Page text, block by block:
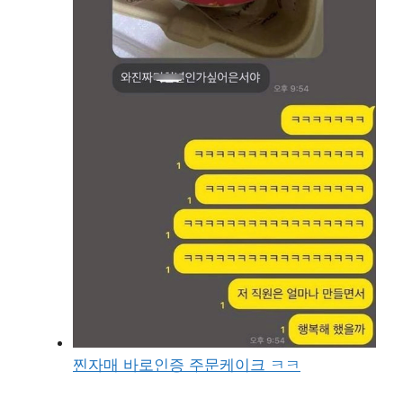
찐자매 바로인증 주문케이크 ㅋㅋ